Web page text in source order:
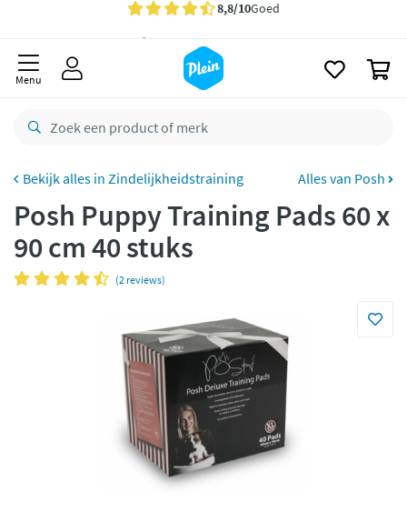
Gratisbezorging vanaf 35,- *
besteld,maandag
retourneren
CO2 neutraal bezorgd
Betaal met Klarna
Menu
Zindelijkheidstraining Alles van Posh
Posh Puppy Training Pads 60 x
90 cm 40 stuks
(2 reviews)